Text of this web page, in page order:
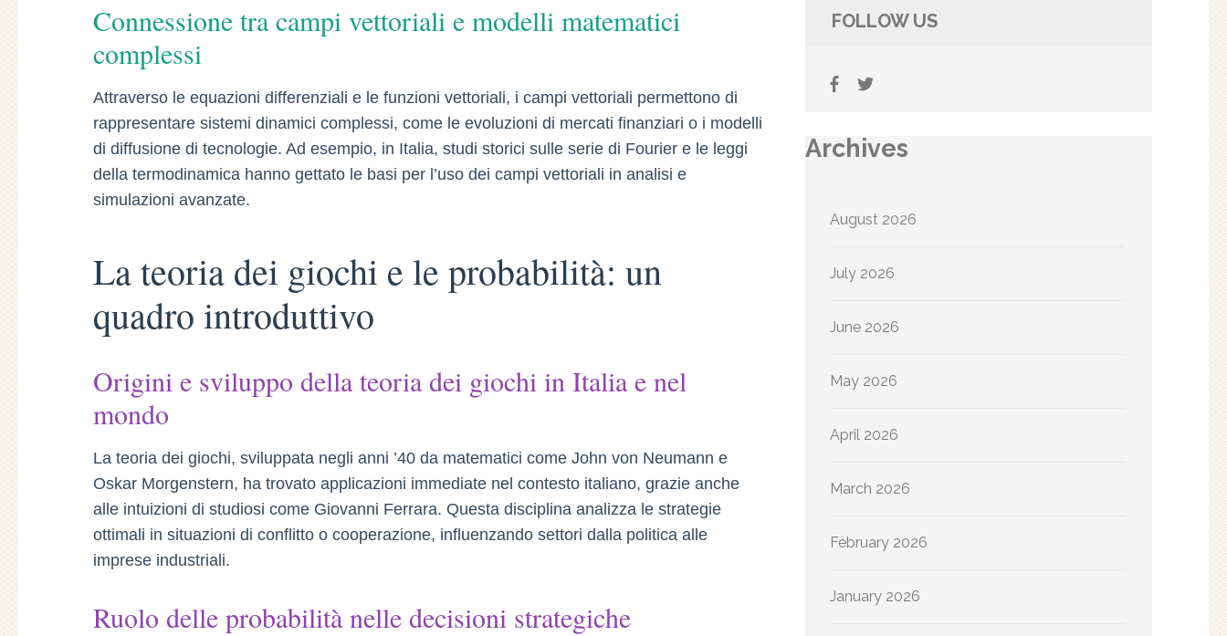
Connessione tra campi vettoriali e modelli matematici
complessi
Attraverso le equazioni differenziali e le funzioni vettoriali, i campi vettoriali permettono di
rappresentare sistemi dinamici complessi, come le evoluzioni di mercati finanziari o i modelli
di diffusione di tecnologie. Ad esempio, in Italia, studi storici sulle serie di Fourier e le leggi
della termodinamica hanno gettato le basi per l’uso dei campi vettoriali in analisi e
simulazioni avanzate.
La teoria dei giochi e le probabilità: un
quadro introduttivo
Origini e sviluppo della teoria dei giochi in Italia e nel
mondo
La teoria dei giochi, sviluppata negli anni ’40 da matematici come John von Neumann e
Oskar Morgenstern, ha trovato applicazioni immediate nel contesto italiano, grazie anche
alle intuizioni di studiosi come Giovanni Ferrara. Questa disciplina analizza le strategie
ottimali in situazioni di conflitto o cooperazione, influenzando settori dalla politica alle
imprese industriali.
Ruolo delle probabilità nelle decisioni strategiche
FOLLOW US
Archives
August 2026
July 2026
June 2026
May 2026
April 2026
March 2026
February 2026
January 2026